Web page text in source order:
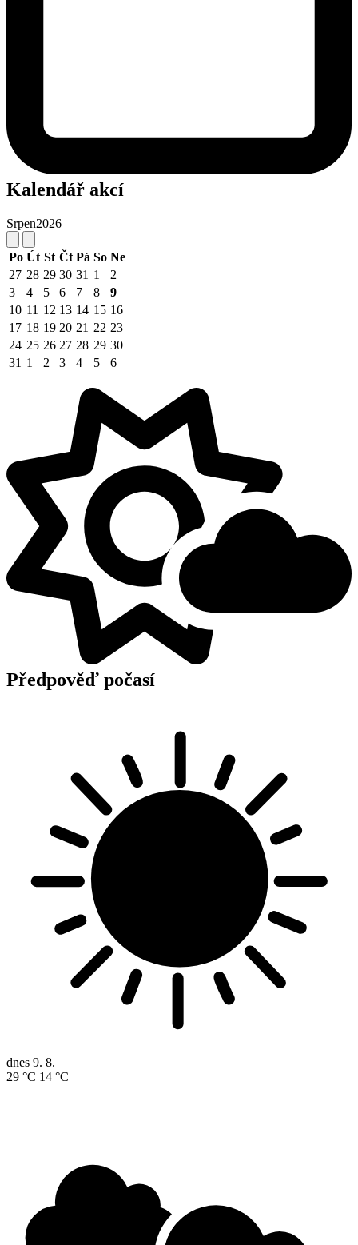
Kalendář akcí
Srpen2026
Po Út St Čt Pá So Ne
27 28 29 30 31 1
2
3
4 5 6 7 8
9
10 11 12 13 14 15 16
17 18 19 20 21 22 23
24 25 26 27 28 29 30
31 1 2 3 4 5 6
Předpověď počasí
dnes 9. 8.
29 °C 14 °C